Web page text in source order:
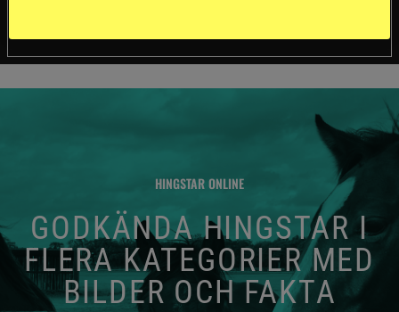
HINGSTAR ONLINE
GODKÄNDA HINGSTAR I
FLERA KATEGORIER MED
BILDER OCH FAKTA